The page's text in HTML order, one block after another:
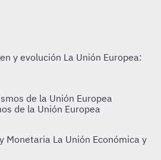
y evolución La Unión Europea:
de la Unión Europea
de la Unión Europea
Monetaria La Unión Económica y